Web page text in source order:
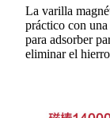
La varilla
práctico con
para adsorber
eliminar el